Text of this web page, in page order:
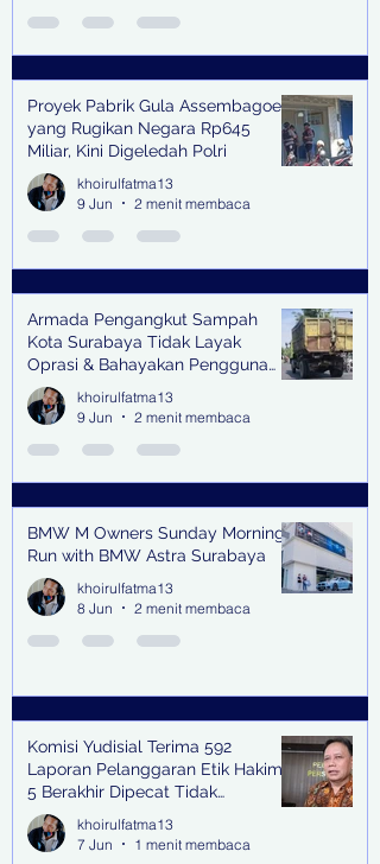
Proyek Pabrik Gula Assembagoes
yang Rugikan Negara Rp645
Miliar, Kini Digeledah Polri
khoirulfatma13
9 Jun
2 menit membaca
Armada Pengangkut Sampah
Kota Surabaya Tidak Layak
Oprasi & Bahayakan Pengguna
Jalan
khoirulfatma13
9 Jun
2 menit membaca
BMW M Owners Sunday Morning
Run with BMW Astra Surabaya
khoirulfatma13
8 Jun
2 menit membaca
Komisi Yudisial Terima 592
Laporan Pelanggaran Etik Hakim,
5 Berakhir Dipecat Tidak
Terhormat
khoirulfatma13
7 Jun
1 menit membaca